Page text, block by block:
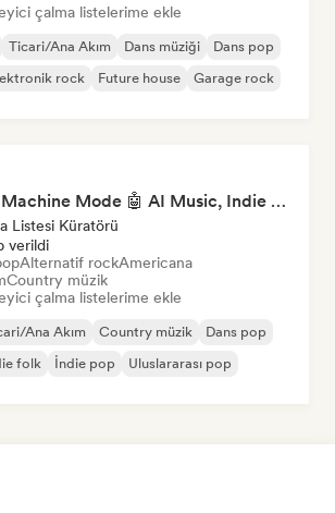
çalma listelerime ekle
Ticari/Ana Akım Dans müziği
Dans pop
rock Future house Garage rock
Pop Machine Mode 🤖 AI Music, Indie Pop & Dream Pop
Listesi Küratörü
verildi
Alternatif rockAmericana
Country müzik
çalma listelerime ekle
Ana Akım Country müzik
Dans pop
folk İndie pop Uluslararası pop